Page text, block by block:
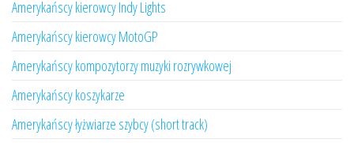
Amerykańscy kierowcy Indy Lights
Amerykańscy kierowcy MotoGP
Amerykańscy kompozytorzy muzyki rozrywkowej
Amerykańscy koszykarze
Amerykańscy łyżwiarze szybcy (short track)